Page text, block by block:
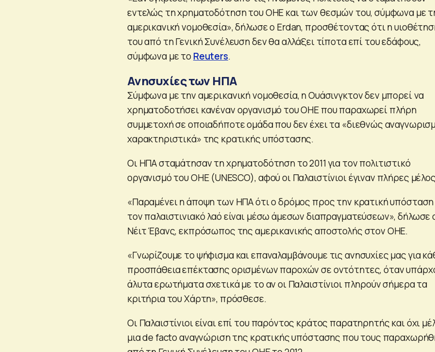
εντελώς τη χρηματοδότηση του ΟΗΕ και των θεσμών του, σύμφωνα με
αμερικανική νομοθεσία», δήλωσε ο Erdan, προσθέτοντας ότι η
του από τη Γενική Συνέλευση δεν θα αλλάξει τίποτα επί του εδάφους,
σύμφωνα με τοReuters.
Ανησυχίες των ΗΠΑ
Σύμφωνα με την αμερικανική νομοθεσία, η Ουάσινγκτον δεν μπορεί να
χρηματοδοτήσει κανέναν οργανισμό του ΟΗΕ που παραχωρεί πλήρη
συμμετοχή σε οποιαδήποτε ομάδα που δεν έχει τα «διεθνώς
χαρακτηριστικά» της κρατικής υπόστασης.
Οι ΗΠΑ σταμάτησαν τη χρηματοδότηση το 2011 για τον πολιτιστικό
οργανισμό του ΟΗΕ (UNESCO), αφού οι Παλαιστίνιοι έγιναν πλήρες
«Παραμένει η άποψη των ΗΠΑ ότι ο δρόμος προς την κρατική υπόσταση
τον παλαιστινιακό λαό είναι μέσω άμεσων διαπραγματεύσεων», δήλωσε
Νέιτ Έβανς, εκπρόσωπος της αμερικανικής αποστολής στον ΟΗΕ.
«Γνωρίζουμε το ψήφισμα και επαναλαμβάνουμε τις ανησυχίες μας για
προσπάθεια επέκτασης ορισμένων παροχών σε οντότητες, όταν
άλυτα ερωτήματα σχετικά με το αν οι Παλαιστίνιοι πληρούν σήμερα τα
κριτήρια του Χάρτη», πρόσθεσε.
Οι Παλαιστίνιοι είναι επί του παρόντος κράτος παρατηρητής και όχι
μια de facto αναγνώριση της κρατικής υπόστασης που τους